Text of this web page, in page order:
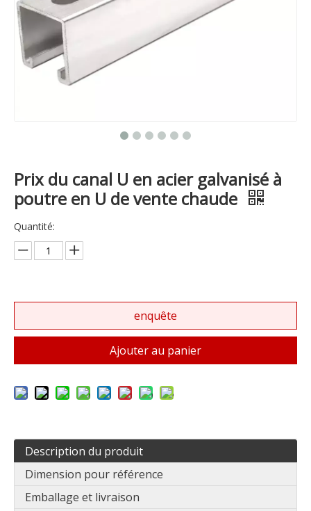
Prix ​​​​du canal U en acier galvanisé à
poutre en U de vente chaude
Quantité:
enquête
Ajouter au panier
Description du produit
Dimension pour référence
Emballage et livraison